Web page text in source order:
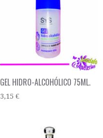
GEL HIDRO-ALCOHÓLICO 75ML.
3,15 €